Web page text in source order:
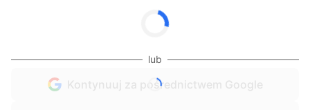
lub
Kontynuuj za pośrednictwem Google